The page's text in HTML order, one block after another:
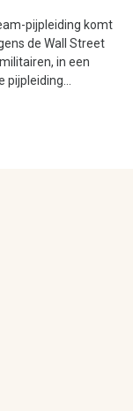
pijpleiding komt
de Wall Street
in een